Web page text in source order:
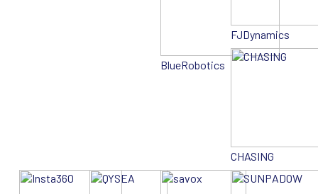
BlueRobotics
FJDynamics
CHASING